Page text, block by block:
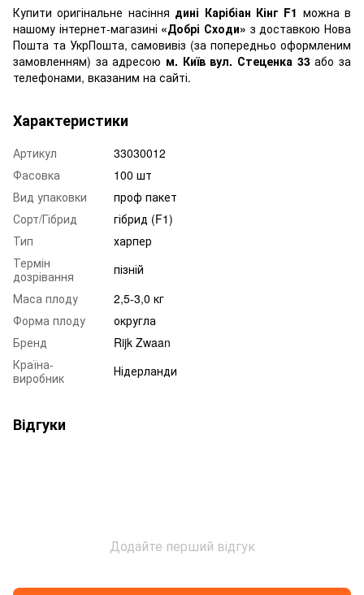
Купити оригінальне насіння дині Карібіан Кінг F1 можна в
нашому інтернет-магазині «Добрі Сходи» з доставкою Нова
Пошта та УкрПошта, самовивіз (за попередньо оформленим
замовленням) за адресою м. Київ вул. Стеценка 33або за
телефонами, вказаним на сайті.
Характеристики
Артикул
33030012
Фасовка
100 шт
Вид упаковки
проф пакет
Сорт/Гібрид
гібрид (F1)
Тип
харпер
Термін
дозрівання
пізній
Маса плоду
2,5-3,0 кг
Форма плоду
округла
Бренд
Rijk Zwaan
Країна-
виробник
Нідерланди
Відгуки
Додайте перший відгук